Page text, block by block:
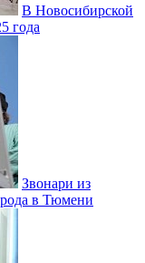
В Новосибирской
года
Звонари из
в Тюмени